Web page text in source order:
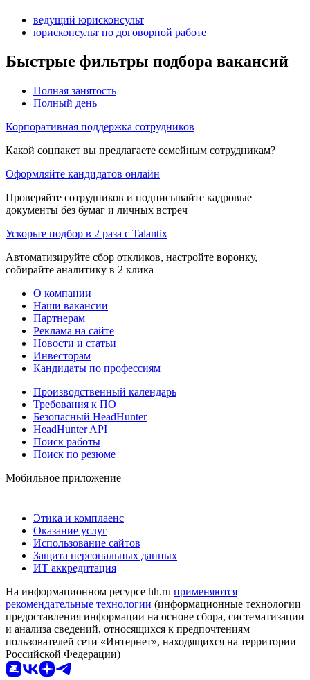
ведущий юрисконсульт
юрисконсульт по договорной работе
Быстрые фильтры подбора вакансий
Полная занятость
Полный день
Корпоративная поддержка сотрудников
Какой соцпакет вы предлагаете семейным сотрудникам?
Оформляйте кандидатов онлайн
Проверяйте сотрудников и подписывайте кадровые
документы без бумаг и личных встреч
Ускорьте подбор в 2 раза с Talantix
Автоматизируйте сбор откликов, настройте воронку,
собирайте аналитику в 2 клика
О компании
Наши вакансии
Партнерам
Реклама на сайте
Новости и статьи
Инвесторам
Кандидаты по профессиям
Производственный календарь
Требования к ПО
Безопасный HeadHunter
HeadHunter API
Поиск работы
Поиск по резюме
Мобильное приложение
Этика и комплаенс
Оказание услуг
Использование сайтов
Защита персональных данных
ИТ аккредитация
На информационном ресурсе hh.ru применяются
рекомендательные технологии (информационные технологии
предоставления информации на основе сбора, систематизации
и анализа сведений, относящихся к предпочтениям
пользователей сети «Интернет», находящихся на территории
Российской Федерации)